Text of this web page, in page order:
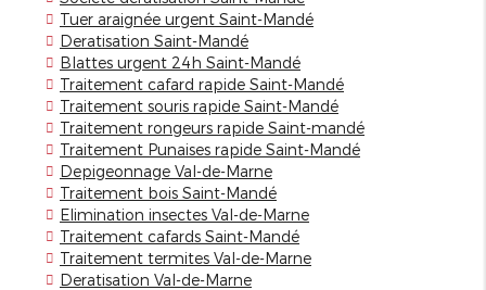
Tuer araignée urgent Saint-Mandé
Deratisation Saint-Mandé
Blattes urgent 24h Saint-Mandé
Traitement cafard rapide Saint-Mandé
Traitement souris rapide Saint-Mandé
Traitement rongeurs rapide Saint-mandé
Traitement Punaises rapide Saint-Mandé
Depigeonnage Val-de-Marne
Traitement bois Saint-Mandé
Elimination insectes Val-de-Marne
Traitement cafards Saint-Mandé
Traitement termites Val-de-Marne
Deratisation Val-de-Marne